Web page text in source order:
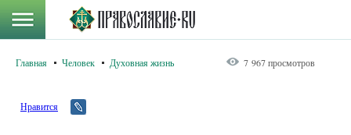
Главная Человек Духовная жизнь 7 967 просмотров
Нравится